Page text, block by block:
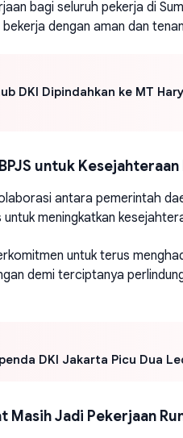
bagi seluruh pekerja di
dengan aman dan
DKI Dipindahkan ke MT
untuk
antara pemerintah
meningkatkan
untuk terus
demi terciptanya
DKI Jakarta Picu Dua
Masih Jadi Pekerjaan